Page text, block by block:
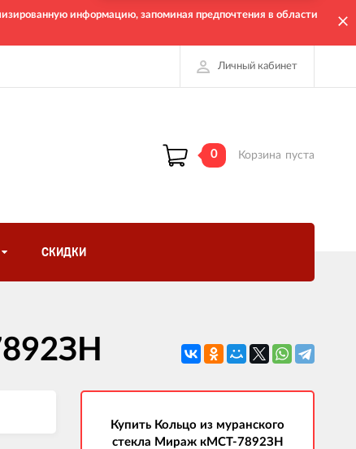
информацию, запоминая предпочтения в области
Личный кабинет
0 Корзина пуста
СКИДКИ
Купить Кольцо из муранского
стекла Мираж кМСТ-7892ЗН